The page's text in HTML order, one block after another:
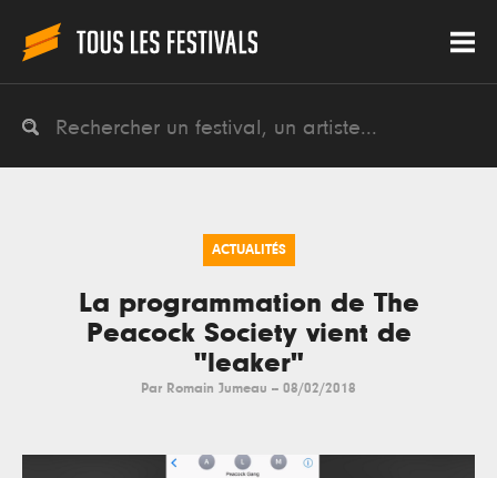
ACTUALITÉS
La programmation de The
Peacock Society vient de
"leaker"
Par Romain Jumeau -- 08/02/2018